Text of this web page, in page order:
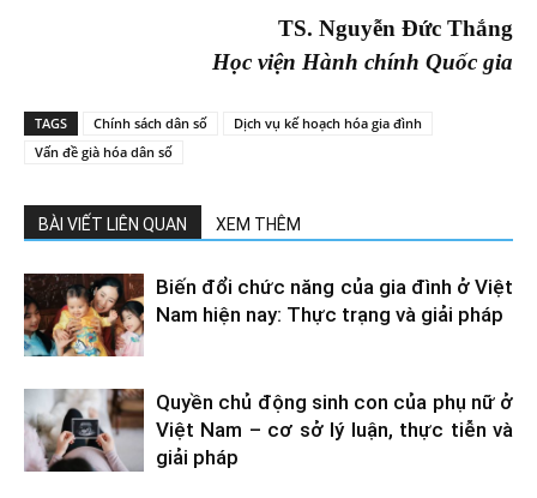
TS. Nguyễn Đức Thắng
Học viện Hành chính Quốc gia
TAGS Chính sách dân số
Dịch vụ kế hoạch hóa gia đình
Vấn đề già hóa dân số
BÀI VIẾT LIÊN QUAN XEM THÊM
Biến đổi chức năng của gia đình ở Việt
Nam hiện nay: Thực trạng và giải pháp
Quyền chủ động sinh con của phụ nữ ở
Việt Nam – cơ sở lý luận, thực tiễn và
giải pháp